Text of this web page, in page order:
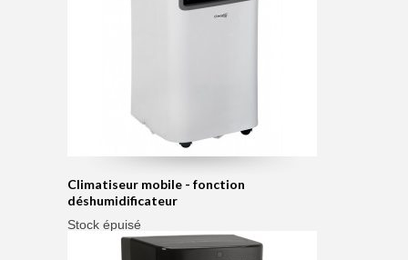
Climatiseur mobile - fonction
déshumidificateur
Stock épuisé